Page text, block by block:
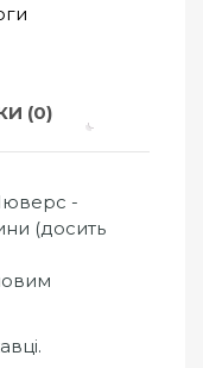
(0)
-
(досить